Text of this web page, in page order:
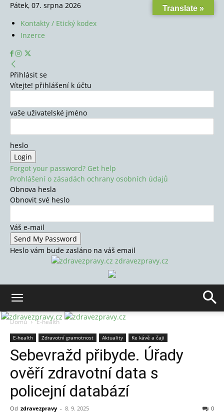
Pátek, 07. srpna 2026
Kontakty / Etický kodex
Inzerce
Přihlásit se
Vítejte! přihlášení k účtu
vaše uživatelské jméno
heslo
Forgot your password? Get help
Prohlášení o zásadách ochrany osobních údajů
Obnova hesla
Obnovit své heslo
Váš e-mail
Heslo vám bude zasláno na váš email
zdravezpravy.cz
Domů E-health
E-health Zdravotní gramotnost Aktuality Ke kávě a čaji
Sebevražd přibyde. Úřady
ověří zdravotní data s
policejní databází
Od zdravezpravy - 8. 9. 2025 0
Translate »